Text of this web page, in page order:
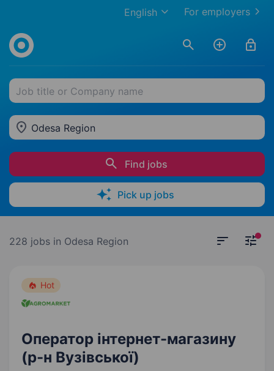
For employers
English
Job title or Company name
Odesa Region
Find jobs
Pick up jobs
228 jobs in Odesa Region
Hot
Оператор інтернет-магазину
(р-н Вузівської)